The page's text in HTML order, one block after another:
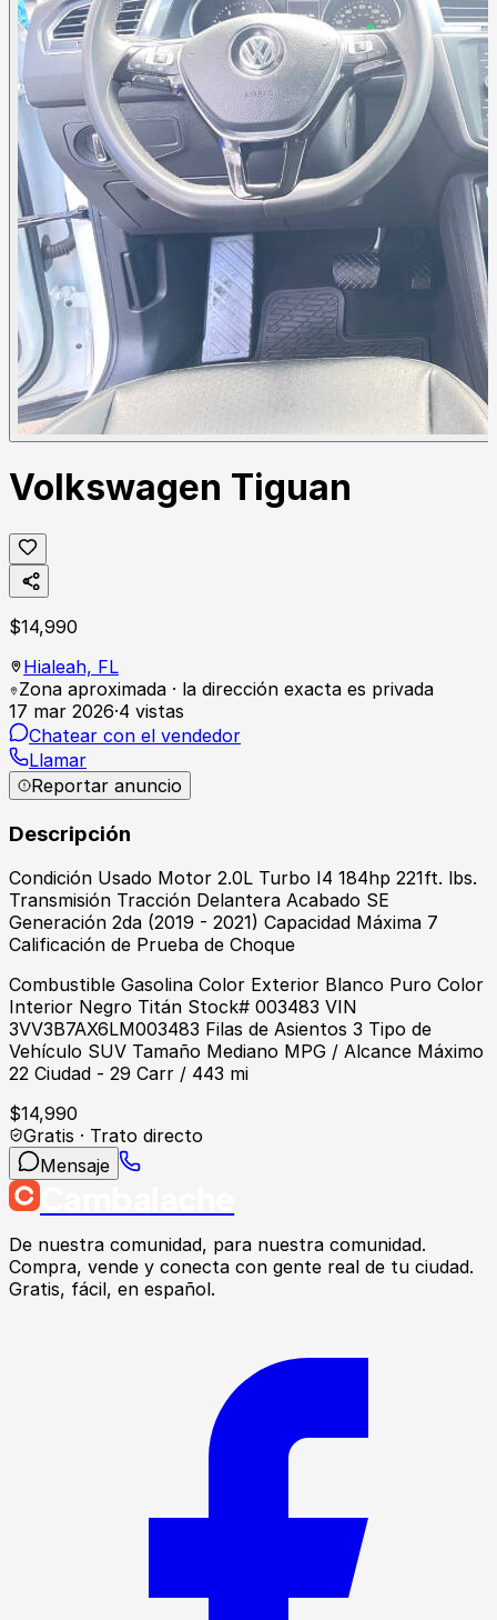
Volkswagen Tiguan
$14,990
Hialeah, FL
Zona aproximada · la dirección exacta es privada
17 mar 2026·4 vistas
Chatear con el vendedor
Llamar
Reportar anuncio
Descripción
Condición Usado Motor 2.0L Turbo I4 184hp 221ft. lbs.
Transmisión Tracción Delantera Acabado SE
Generación 2da (2019 - 2021) Capacidad Máxima 7
Calificación de Prueba de Choque
Combustible Gasolina Color Exterior Blanco Puro Color
Interior Negro Titán Stock# 003483 VIN
3VV3B7AX6LM003483 Filas de Asientos 3 Tipo de
Vehículo SUV Tamaño Mediano MPG / Alcance Máximo
22 Ciudad - 29 Carr / 443 mi
$14,990
Gratis · Trato directo
Mensaje
De nuestra comunidad, para nuestra comunidad.
Compra, vende y conecta con gente real de tu ciudad.
Gratis, fácil, en español.